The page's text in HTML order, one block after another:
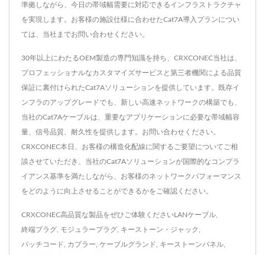
準拠しながら、今日の帯域幅需要に対応できるインフラストラクチャ
を実現します。お客様の施設仕様に合わせたCat7A導入プランについ
ては、当社までお問い合わせください。
30年以上にわたるOEM製造の専門知識を持ち、CRXCONEC当社は、
プロフェッショナルなカスタマイズサービスと第三者機関による品質
保証に裏付けられたCat7Aソリューションを提供しています。既存イ
ンフラのアップグレードでも、新しい高速ネットワークの構築でも、
当社のCat7Aケーブルは、重要なアプリケーションに必要な帯域幅容
量、信号品質、耐久性を提供します。お問い合わせください。
CRXCONEC本日、お客様の構造化配線に関するご要望についてご相
談させていただき、当社のCat7Aソリューションが国際的なコンプラ
イアンス基準を満たしながら、お客様のネットワークパフォーマンス
をどのように向上させることができるかをご確認ください。
CRXCONEC高品質な製品をぜひご体験くださいLANケーブル
終端プラグ モジュラープラグ キーストーン・ジャック
パッチコード カプラー ケーブルグランド キーストーンパネル